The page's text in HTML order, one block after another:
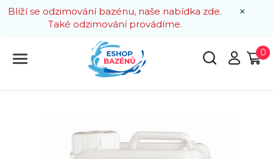
×
Blíží se odzimování bazénu, naše nabídka zde.
Také odzimování provádíme.
0